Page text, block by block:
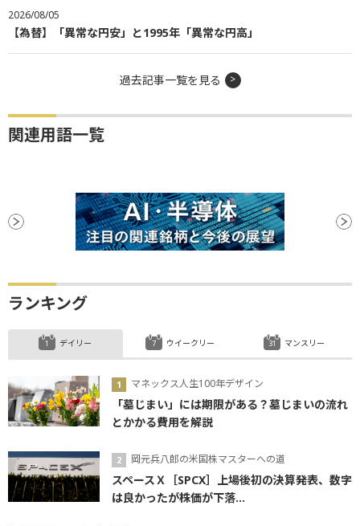
2026/08/05
【為替】「異常な円安」と1995年「異常な円高」
過去記事一覧を見る
関連用語一覧
ランキング
デイリー
マネックス人生100年デザイン
「墓じまい」には期限がある？墓じまいの流れ
とかかる費用を解説
岡元兵八郎の米国株マスターへの道
スペースＸ［SPCX］上場後初の決算発表、数字
は良かったが株価が下落...
ウイークリー マンスリー